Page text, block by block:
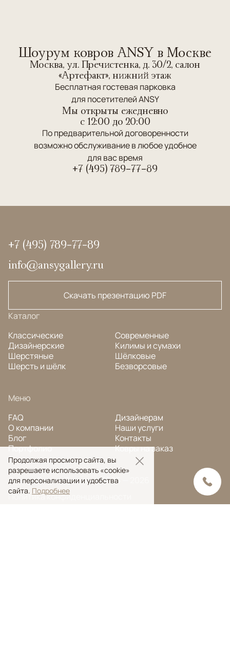
Шоурум ковров ANSY в Москве
Москва, ул. Пречистенка, д. 30/2, салон
«Артефакт», нижний этаж
Бесплатная гостевая парковка
для посетителей ANSY
Мы открыты ежедневно
c 12:00 до 20:00
По предварительной договоренности
возможно обслуживание в любое удобное
для вас время
+7 (495) 789-77-89
+7 (495) 789-77-89
info@ansygallery.ru
Скачать презентацию PDF
Каталог
Классические
Дизайнерские
Шерстяные
Шерсть и шёлк
Современные
Килимы и сумахи
Шёлковые
Безворсовые
Меню
FAQ
О компании
Блог
Портфолио
Дизайнерам
Наши услуги
Контакты
Ковры на заказ
© Ansy Carpet Company 2005 — 2026
Политика конфиденциальности
Продолжая просмотр сайта, вы
разрешаете использовать «cookie»
для персонализации и удобства
сайта. Подробнее